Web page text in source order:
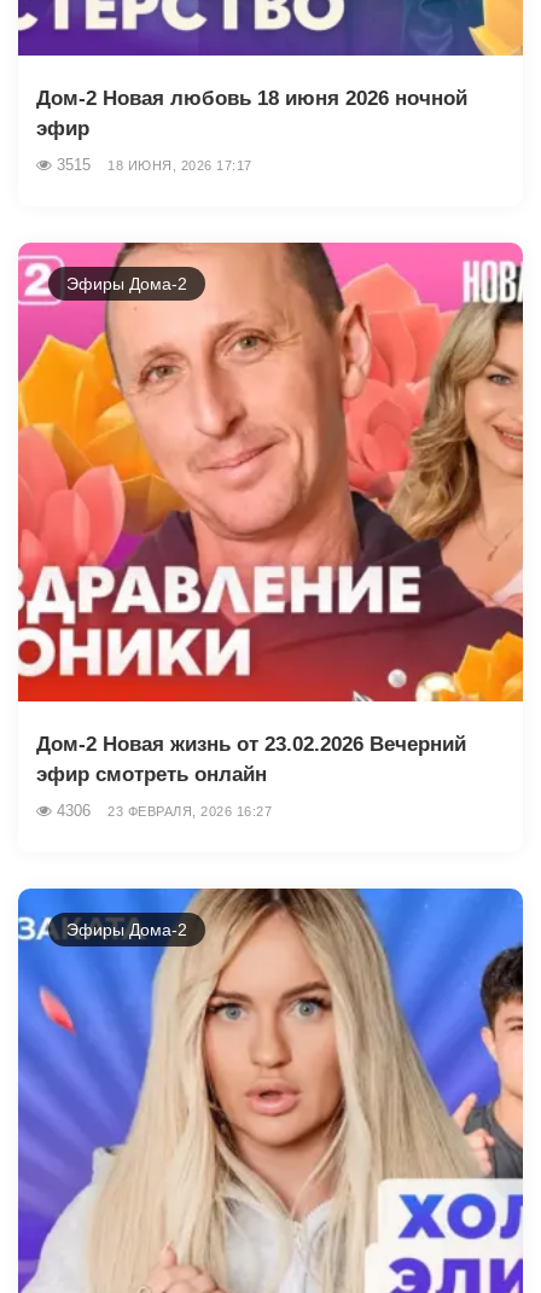
Дом-2 Новая любовь 18 июня 2026 ночной
эфир
3515 18 ИЮНЯ, 2026 17:17
Эфиры Дома-2
Дом-2 Новая жизнь от 23.02.2026 Вечерний
эфир смотреть онлайн
4306 23 ФЕВРАЛЯ, 2026 16:27
Эфиры Дома-2